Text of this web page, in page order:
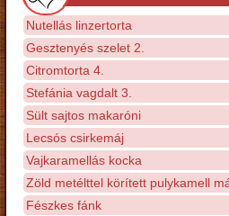
Nutellás linzertorta
Gesztenyés szelet 2.
Citromtorta 4.
Stefánia vagdalt 3.
Sült sajtos makaróni
Lecsós csirkemáj
Vajkaramellás kocka
Zöld metélttel körített pulykamell
Fészkes fánk